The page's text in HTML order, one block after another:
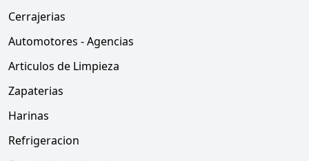
Cerrajerias
Automotores - Agencias
Articulos de Limpieza
Zapaterias
Harinas
Refrigeracion